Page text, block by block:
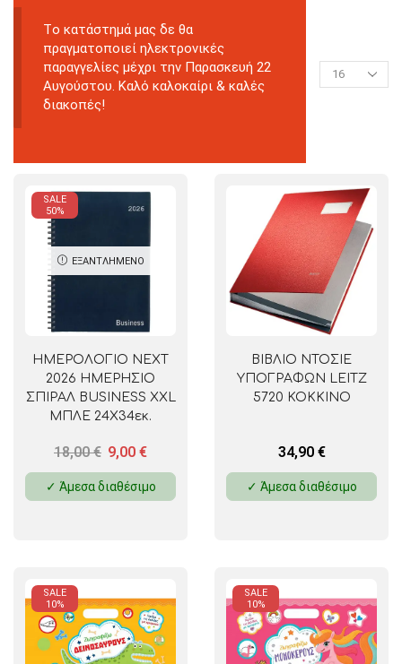
Tο κατάστημά μας δε θα
πραγματοποιεί ηλεκτρονικές
παραγγελίες μέχρι την Παρασκευή 22
Αυγούστου. Καλό καλοκαίρι & καλές
διακοπές!
SALE
50%
ΕΞΑΝΤΛΗΜΈΝΟ
ΗΜΕΡΟΛΟΓΙΟ NEXT
2026 ΗΜΕΡΗΣΙΟ
ΣΠΙΡΑΛ BUSINESS XXL
ΜΠΛΕ 24Χ34εκ.
18,00€ 9,00 €
✓ Άμεσα διαθέσιμο
ΒΙΒΛΙΟ ΝΤΟΣΙΕ
ΥΠΟΓΡΑΦΩΝ LEITZ
5720 ΚΟΚΚΙΝΟ
34,90 €
✓ Άμεσα διαθέσιμο
SALE
10%
SALE
10%